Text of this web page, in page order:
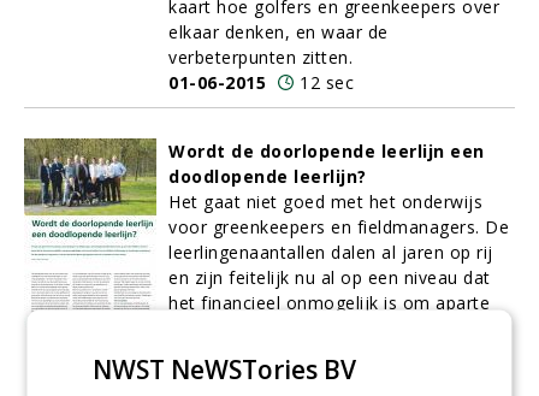
kaart hoe golfers en greenkeepers over
elkaar denken, en waar de
verbeterpunten zitten.
01-06-2015
12 sec
Wordt de doorlopende leerlijn een
doodlopende leerlijn?
Het gaat niet goed met het onderwijs
voor greenkeepers en fieldmanagers. De
leerlingenaantallen dalen al jaren op rij
en zijn feitelijk nu al op een niveau dat
het financieel onmogelijk is om aparte
Greenkeeper aanleiding om een
NWST NeWSTories BV